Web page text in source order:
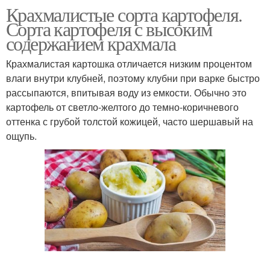
Крахмалистые сорта картофеля.
Сорта картофеля с высоким
содержанием крахмала
Крахмалистая картошка отличается низким процентом
влаги внутри клубней, поэтому клубни при варке быстро
рассыпаются, впитывая воду из емкости. Обычно это
картофель от светло-желтого до темно-коричневого
оттенка с грубой толстой кожицей, часто шершавый на
ощупь.